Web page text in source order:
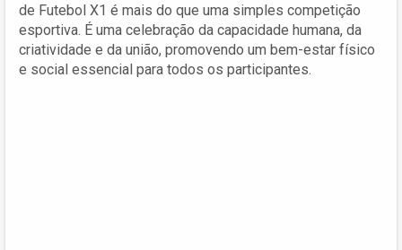
de Futebol X1 é mais do que uma simples competição
esportiva. É uma celebração da capacidade humana, da
criatividade e da união, promovendo um bem-estar físico
e social essencial para todos os participantes.